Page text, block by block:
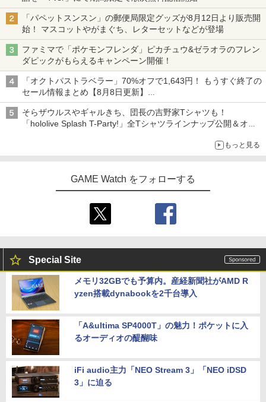
「パペットスンスン」の郵便局限定グッズが8月12日より販売開
始！ マスコットやがまぐち、レターセットなどが登場
ファミマで「ポケモンフレンダ」ピカチュウ&ゼラオラのフレン
ダピックがもらえるキャンペーン開催！
「オクトパストラベラー」70%オフで1,643円！ もうすぐ終了の
セール情報まとめ【8月8日更新】
ニンテンドーeショップでは「大神 絶景版」が67%オフで990円
そらザウルスやギャルきち、団長の吉野家Tシャツも！
「hololive Splash T-Party!」全Tシャツラインナップ公開＆オン
もっと見る
GAME Watch をフォローする
Special Site
メモリ32GBでも予算内。産経新聞社がAMD R
yzen搭載dynabookを2千台導入
「A&ultima SP4000T」の魅力！ポケットに入
るオーディオの醍醐味
iFi audio主力「NEO Stream 3」「NEO iDSD
3」に迫る